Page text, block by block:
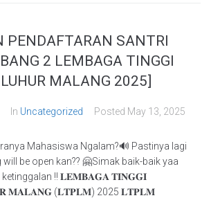
PENDAFTARAN SANTRI
2 LEMBAGA TINGGI
MALANG 2025]
In Uncategorized Posted May 13, 2025
Mahasiswa Ngalam?🔊 Pastinya lagi
be open kan?? 🤗Simak baik-baik yaa
ketinggalan !! 𝐋𝐄𝐌𝐁𝐀𝐆𝐀 𝐓𝐈𝐍𝐆𝐆𝐈
𝐌𝐀𝐋𝐀𝐍𝐆 (𝐋𝐓𝐏𝐋𝐌) 2025 𝐋𝐓𝐏𝐋𝐌